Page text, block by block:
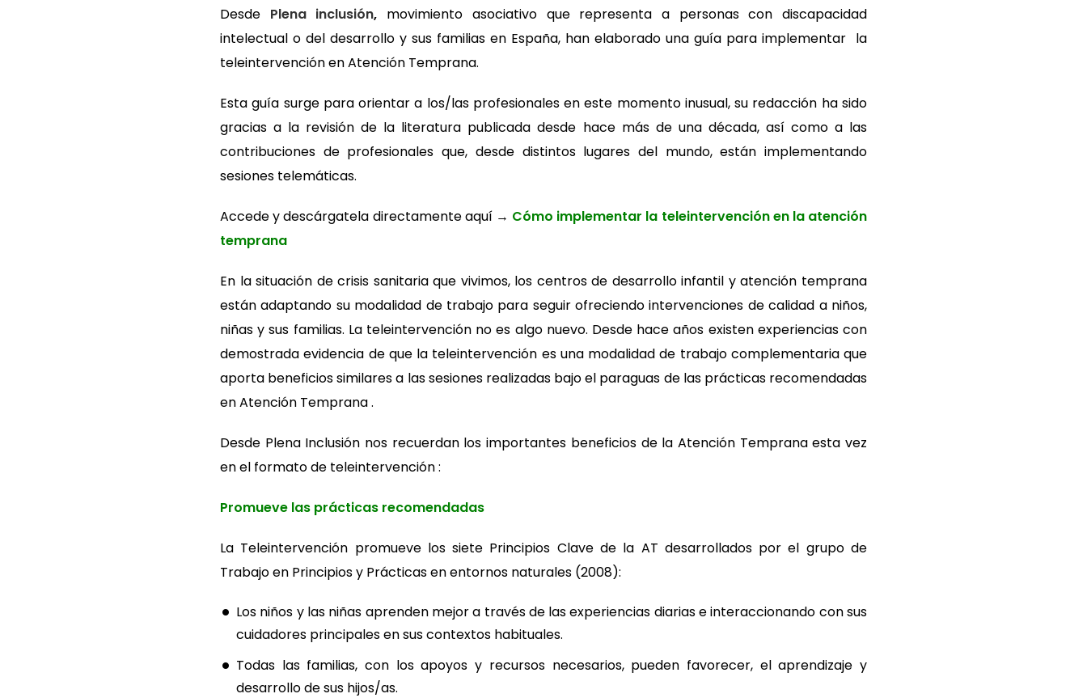
Desde Plena inclusión, movimiento asociativo que representa a personas con discapacidad
intelectual o del desarrollo y sus familias en España, han elaborado una guía para implementar la
teleintervención en Atención Temprana.
Estaguía surge para orientar a los/las profesionales en este momento inusual, su redacción ha sido
gracias a la revisión de la literatura publicada desde hace más de una década, así como a las
contribuciones de profesionales que, desde distintos lugares del mundo, están implementando
sesiones telemáticas.
Accede y descárgatela directamente aquí → Cómo implementar la teleintervención en la atención
temprana
En la situación de crisis sanitaria que vivimos, los centros de desarrollo infantil y atención temprana
están adaptando su modalidad de trabajo para seguir ofreciendo intervenciones de calidad a niños,
niñas y sus familias. La teleintervención no es algo nuevo. Desde hace años existen experiencias con
demostrada evidencia de que la teleintervención es una modalidad de trabajo complementaria que
aporta beneficios similares a las sesiones realizadas bajo el paraguas de las prácticas recomendadas
en Atención Temprana .
Desde Plena Inclusión nos recuerdan los importantes beneficios de la Atención Temprana esta vez
en el formato de teleintervención :
Promueve las prácticas recomendadas
La Teleintervención promueve los siete Principios Clave de la AT desarrollados por el grupo de
Trabajo en Principios y Prácticas en entornos naturales (2008):
Los niños y las niñas aprenden mejor a través de las experiencias diarias e interaccionando con sus
cuidadores principales en sus contextos habituales.
Todas las familias, con los apoyos y recursos necesarios, pueden favorecer, el aprendizaje y
desarrollo de sus hijos/as.